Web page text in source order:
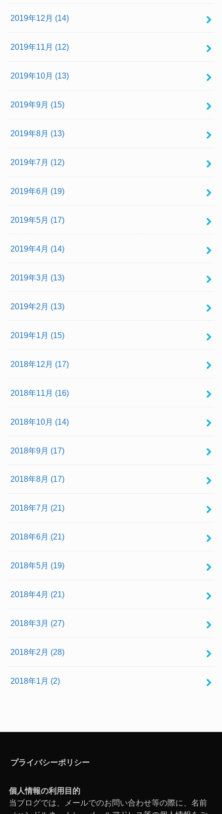
2019年12月 (14)
2019年11月 (12)
2019年10月 (13)
2019年9月 (15)
2019年8月 (13)
2019年7月 (12)
2019年6月 (19)
2019年5月 (17)
2019年4月 (14)
2019年3月 (13)
2019年2月 (13)
2019年1月 (15)
2018年12月 (17)
2018年11月 (16)
2018年10月 (14)
2018年9月 (17)
2018年8月 (17)
2018年7月 (21)
2018年6月 (21)
2018年5月 (19)
2018年4月 (21)
2018年3月 (27)
2018年2月 (28)
2018年1月 (2)
プライバシーポリシー
個人情報の利用目的
当ブログでは、メールでのお問い合わせ等の際に、名前